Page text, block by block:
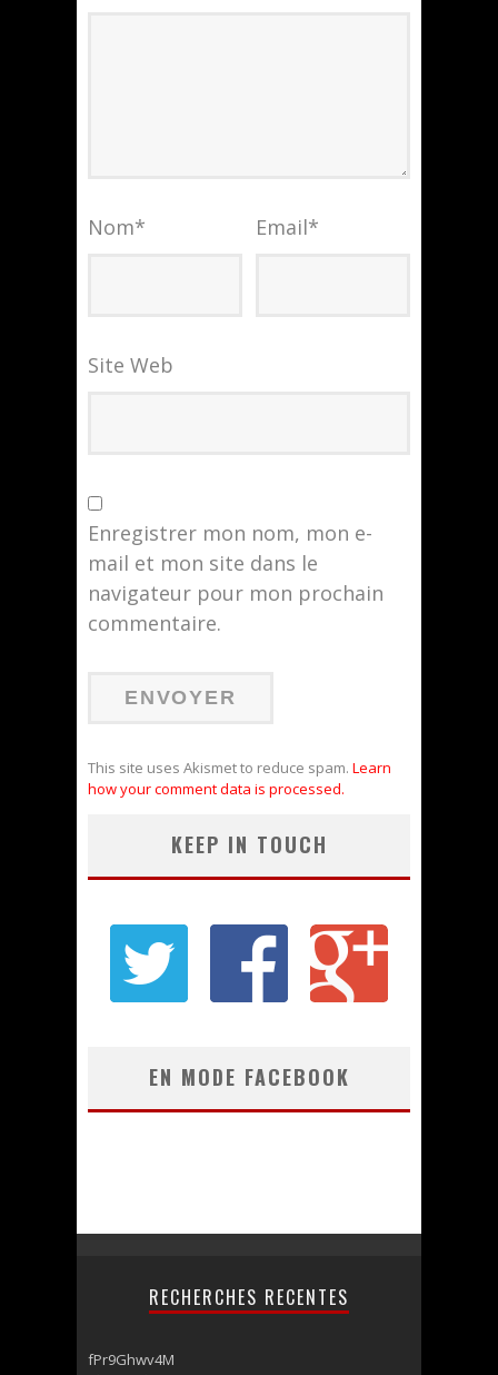
Nom* Email*
Site Web
Enregistrer mon nom, mon e-
mail et mon site dans le
navigateur pour mon prochain
commentaire.
This site uses Akismet to reduce spam. Learn
how your comment data is processed.
KEEP IN TOUCH
EN MODE FACEBOOK
RECHERCHES RECENTES
fPr9Ghwv4M